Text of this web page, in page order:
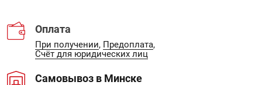
Оплата
При получении, Предоплата,
Счёт для юридических лиц
Самовывоз в Минске